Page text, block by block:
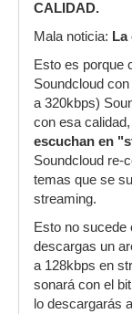
CALIDAD.
Mala noticia:
Esto es porque
Soundcloud
a 320kbps)
con esa calidad,
escuchan en
Soundcloud re-
temas que se
streaming.
Esto no sucede
descargas un
a 128kbps en
sonará con el
lo descargarás